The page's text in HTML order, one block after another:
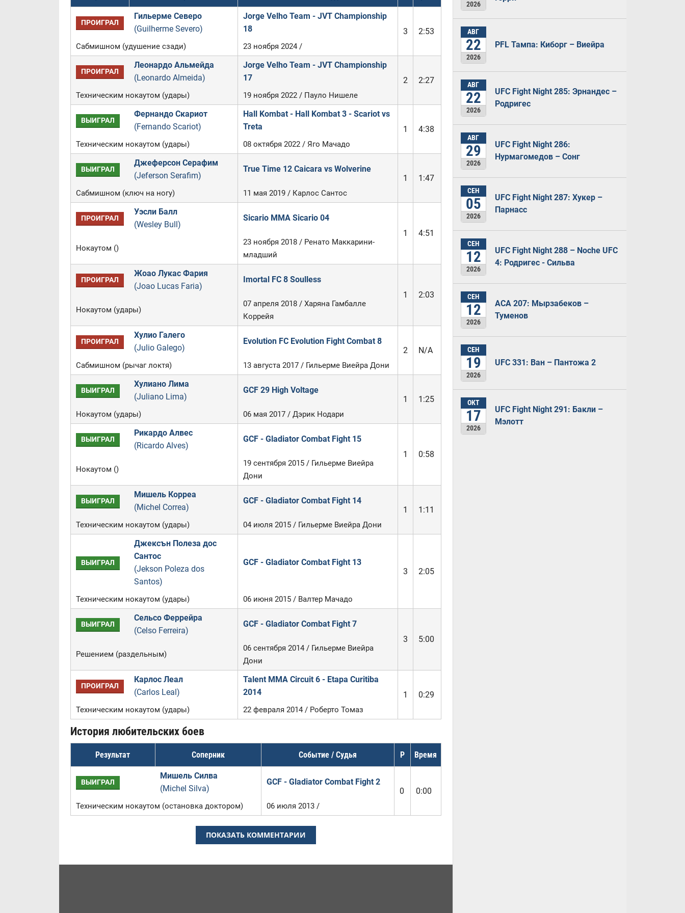
ПРОИГРАЛ
Гильерме Северо
(Guilherme Severo)
Jorge Velho Team - JVT Championship
18
3 2:53
Сабмишном (удушение сзади) 23 ноября 2024 /
ПРОИГРАЛ
Леонардо Альмейда
(Leonardo Almeida)
Jorge Velho Team - JVT Championship
17
2 2:27
Техническим нокаутом (удары) 19 ноября 2022 / Пауло Нишеле
ВЫИГРАЛ
Фернандо Скариот
(Fernando Scariot)
Hall Kombat - Hall Kombat 3 - Scariot vs
Treta
1 4:38
Техническим нокаутом (удары) 08 октября 2022 / Яго Мачадо
ВЫИГРАЛ
Джеферсон Серафим
(Jeferson Serafim)
True Time 12 Caicara vs Wolverine
1
1:47
Сабмишном (ключ на ногу) 11 мая 2019 / Карлос Сантос
ПРОИГРАЛ
Уэсли Балл
(Wesley Bull)
Sicario MMA Sicario 04
1
4:51
Нокаутом ()
23 ноября 2018 / Ренато Маккарини-
младший
ПРОИГРАЛ
Жоао Лукас Фария
(Joao Lucas Faria)
Imortal FC 8 Soulless
1
2:03
Нокаутом (удары)
07 апреля 2018 / Харяна Гамбалле
Коррейя
ПРОИГРАЛ
Хулио Галего
(Julio Galego)
Evolution FC Evolution Fight Combat 8
2
N/A
Сабмишном (рычаг локтя) 13 августа 2017 / Гильерме Виейра Дони
ВЫИГРАЛ
Хулиано Лима
(Juliano Lima)
GCF 29 High Voltage
1
1:25
Нокаутом (удары) 06 мая 2017 / Дэрик Нодари
ВЫИГРАЛ
Рикардо Алвес
(Ricardo Alves)
GCF - Gladiator Combat Fight 15
1
0:58
Нокаутом ()
19 сентября 2015 / Гильерме Виейра
Дони
ВЫИГРАЛ
Мишель Корреа
(Michel Correa)
GCF - Gladiator Combat Fight 14
1
1:11
Техническим нокаутом (удары) 04 июля 2015 / Гильерме Виейра Дони
ВЫИГРАЛ
Джексън Полеза дос
Сантос
(Jekson Poleza dos
Santos)
GCF - Gladiator Combat Fight 13
3
2:05
Техническим нокаутом (удары) 06 июня 2015 / Валтер Мачадо
ВЫИГРАЛ
Сельсо Феррейра
(Celso Ferreira)
GCF - Gladiator Combat Fight 7
3
5:00
Решением (раздельным)
06 сентября 2014 / Гильерме Виейра
Дони
ПРОИГРАЛ
Карлос Леал
(Carlos Leal)
Talent MMA Circuit 6 - Etapa Curitiba
2014
1 0:29
Техническим нокаутом (удары) 22 февраля 2014 / Роберто Томаз
История любительских боев
Результат Соперник Событие / Судья Р Время
ВЫИГРАЛ
Мишель Силва
(Michel Silva)
GCF - Gladiator Combat Fight 2
0
0:00
Техническим нокаутом (остановка доктором) 06 июля 2013 /
ПОКАЗАТЬ КОММЕНТАРИИ
2026
АВГ
22
2026
PFL Тампа: Киборг – Виейра
АВГ
22
2026
UFC Fight Night 285: Эрнандес –
Родригес
АВГ
29
2026
UFC Fight Night 286:
Нурмагомедов – Сонг
СЕН
05
2026
UFC Fight Night 287: Хукер –
Парнасс
СЕН
12
2026
UFC Fight Night 288 – Noche UFC
4: Родригес - Сильва
СЕН
12
2026
ACA 207: Мырзабеков –
Туменов
СЕН
19
2026
UFC 331: Ван – Пантожа 2
ОКТ
17
2026
UFC Fight Night 291: Бакли –
Мэлотт